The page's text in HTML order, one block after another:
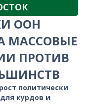
ООН
МАССОВЫЕ
ПРОТИВ
политически
курдов и